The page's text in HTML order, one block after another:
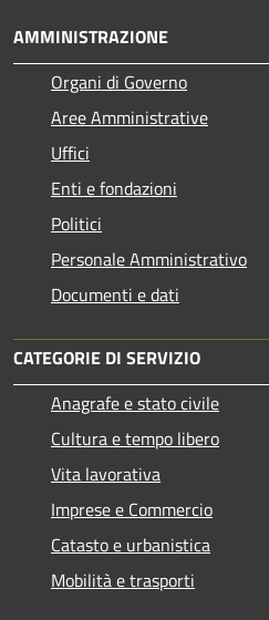
AMMINISTRAZIONE
Organi di Governo
Aree Amministrative
Uffici
Enti e fondazioni
Politici
Personale Amministrativo
Documenti e dati
CATEGORIE DI SERVIZIO
Anagrafe e stato civile
Cultura e tempo libero
Vita lavorativa
Imprese e Commercio
Catasto e urbanistica
Mobilità e trasporti